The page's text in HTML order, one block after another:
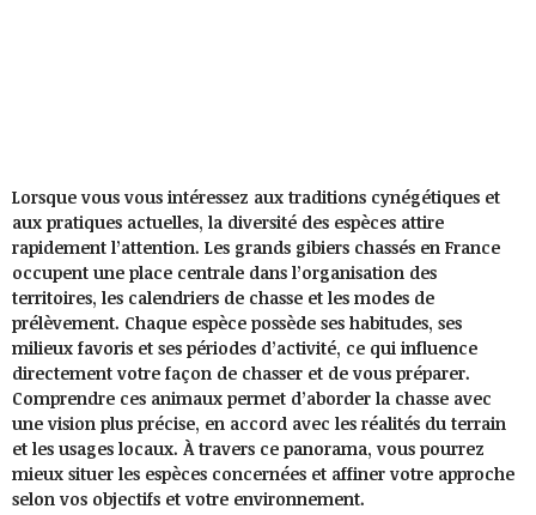
Lorsque vous vous intéressez aux traditions cynégétiques et
aux pratiques actuelles, la diversité des espèces attire
rapidement l’attention. Les grands gibiers chassés en France
occupent une place centrale dans l’organisation des
territoires, les calendriers de chasse et les modes de
prélèvement. Chaque espèce possède ses habitudes, ses
milieux favoris et ses périodes d’activité, ce qui influence
directement votre façon de chasser et de vous préparer.
Comprendre ces animaux permet d’aborder la chasse avec
une vision plus précise, en accord avec les réalités du terrain
et les usages locaux. À travers ce panorama, vous pourrez
mieux situer les espèces concernées et affiner votre approche
selon vos objectifs et votre environnement.